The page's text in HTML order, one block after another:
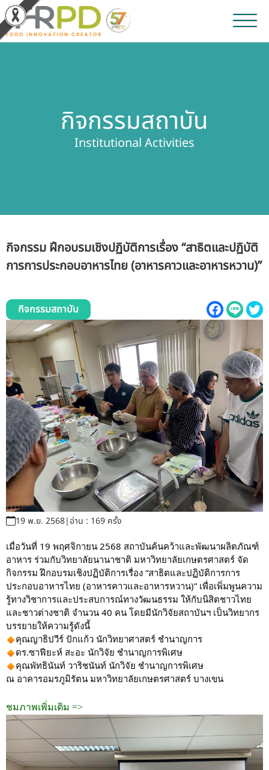
ผลิตภัณฑ์และจำหน่าย
เกี่ยวกับสถาบัน
บุคลากรสถาบัน
รับข้อร้องเรียนและข้อเสนอแนะ
ระบบสารสนเทศ (ใน)
ติดต่อเรา
สายตรงผู้บริหาร
กิจกรรมสถาบัน
Institutional Activities
กิจกรรม ฝึกอบรมเชิงปฏิบัติการเรื่อง “สาธิตและปฏิบัติ
การการประกอบอาหารไทย (อาหารคาวและอาหารหวาน)”
กิจกรรมสถาบัน
19 พ.ย. 2568|อ่าน : 169 ครั้ง
เมื่อวันที่ 19 พฤศจิกายน 2568 สถาบันค้นคว้าและพัฒนาผลิตภัณฑ์
อาหาร ร่วมกับวิทยาลัยนานาชาติ มหาวิทยาลัยเกษตรศาสตร์ จัด
กิจกรรม ฝึกอบรมเชิงปฏิบัติการเรื่อง “สาธิตและปฏิบัติการการ
ประกอบอาหารไทย (อาหารคาวและอาหารหวาน)” เพื่อเพิ่มพูนความ
รู้ทางวิชาการและประสบการณ์ทางวัฒนธรรม ให้กับนิสิตชาวไทย
และชาวต่างชาติ จำนวน 40 คน โดยมีนักวิจัยสถาบันฯ เป็นวิทยากร
บรรยายให้ความรู้ดังนี้
คุณญาธิปวีร์ ปักแก้ว นักวิทยาศาสตร์ ชำนาญการ
ดร.ซาฟียะห์ สะอะ นักวิจัย ชำนาญการพิเศษ
คุณพัทธินันท์ วาริชนันท์ นักวิจัย ชำนาญการพิเศษ
ณ อาคารอมรภูมิรัตน มหาวิทยาลัยเกษตรศาสตร์ บางเขน
ชมภาพเพิ่มเติม =>